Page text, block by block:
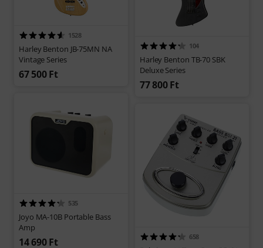
1528
Harley Benton JB-75MN NA
Vintage Series
67 500 Ft
104
Harley Benton TB-70 SBK
Deluxe Series
77 800 Ft
535
Joyo MA-10B Portable Bass
Amp
14 690 Ft 658